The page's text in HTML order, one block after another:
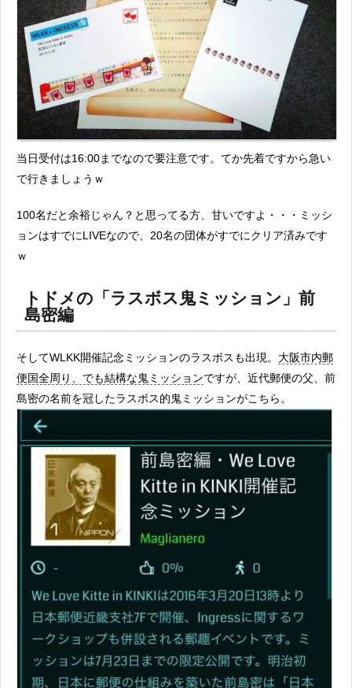
当日受付は16:00までなので要注意です。てか先着ですから急い
で行きましょうｗ
100名だと余裕じゃん？と思ってる方、甘いですよ・・・ミッシ
ョンはすでにLIVEなので、20名の団体がすでにクリア済みです
ｗ
トドメの「ラスボス鬼ミッション」前
島密編
そしてWLKK開催記念ミッションのラスボスも出現。 大阪市内郵
便国全周り、でも結構な鬼ミッションですが、近代郵便の父、前
島密の名前を冠したラスボス的鬼ミッションがこちら。